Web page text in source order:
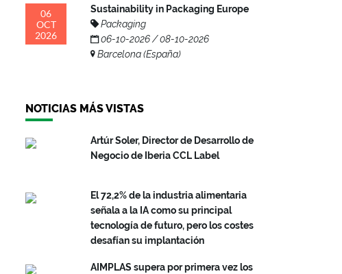
06
OCT
2026
Sustainability in Packaging Europe
Packaging
06-10-2026 / 08-10-2026
Barcelona (España)
NOTICIAS MÁS VISTAS
Artúr Soler, Director de Desarrollo de
Negocio de Iberia CCL Label
El 72,2% de la industria alimentaria
señala a la IA como su principal
tecnología de futuro, pero los costes
desafían su implantación
AIMPLAS supera por primera vez los